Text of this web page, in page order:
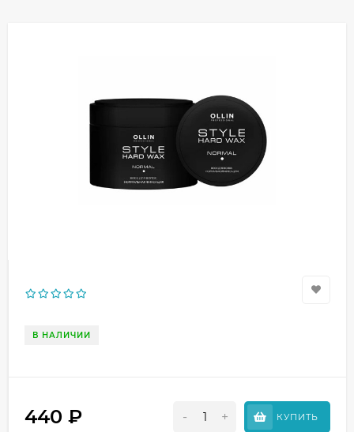
В НАЛИЧИИ
440 ₽ - + КУПИТЬ